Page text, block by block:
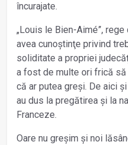
încurajate.
„Louis le Bien-Aimé”,
avea cunoștinţe privind
soliditate a propriei
a fost de multe ori frică
că ar putea greși. De aici
au dus la pregătirea și la
Franceze.
Oare nu greșim și noi